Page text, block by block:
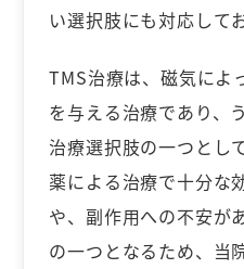
い選択肢にも対応して
TMS治療は、磁気によ
を与える治療であり、
治療選択肢の一つとし
薬による治療で十分な
や、副作用への不安が
の一つとなるため、当